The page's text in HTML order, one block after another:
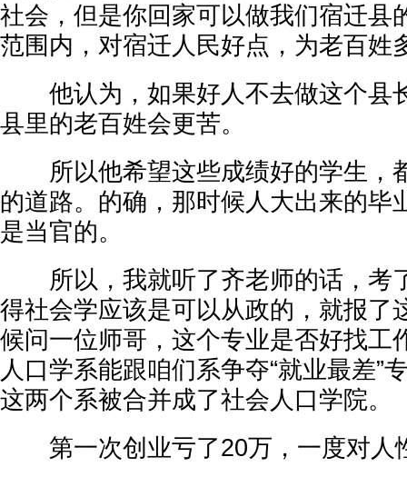
社会，但是你回家可以做我们宿迁县
范围内，对宿迁人民好点，为老百姓
他认为，如果好人不去做这个县
县里的老百姓会更苦。
所以他希望这些成绩好的学生，
的道路。的确，那时候人大出来的毕
是当官的。
所以，我就听了齐老师的话，考
得社会学应该是可以从政的，就报了
候问一位师哥，这个专业是否好找工
人口学系能跟咱们系争夺“就业最差”
这两个系被合并成了社会人口学院。
第一次创业亏了20万，一度对人